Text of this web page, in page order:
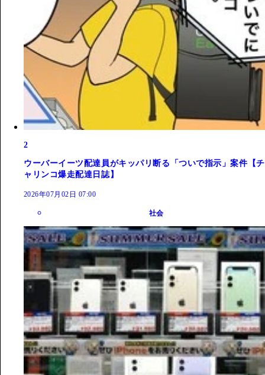
2
ウーバーイーツ配達員がキッパリ断る「ついで指示」案件【チ
ャリンコ爆走配達日誌】
2026年07月02日 07:00
社会